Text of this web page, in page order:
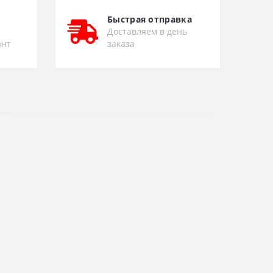
Быстрая отправка
Доставляем в день
заказа